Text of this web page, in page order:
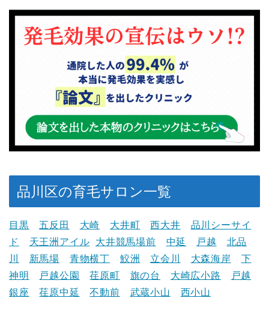
品川区の育毛サロン一覧
目黒 五反田 大崎 大井町 西大井
品川シーサイ
ド
天王洲アイル 大井競馬場前 中延 戸越
北品
川
新馬場 青物横丁 鮫洲 立会川 大森海岸
下
神明
戸越公園 荏原町 旗の台 大崎広小路
戸越
銀座
荏原中延 不動前 武蔵小山 西小山